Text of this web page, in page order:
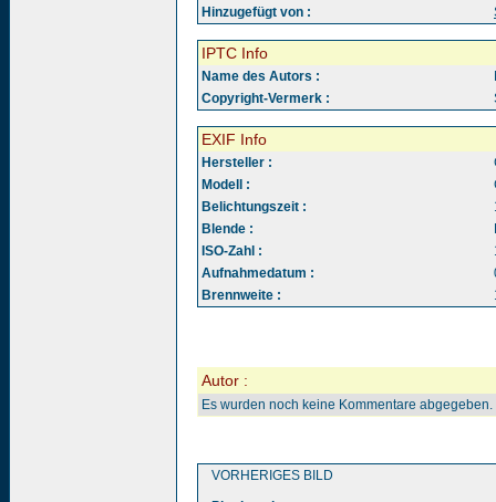
Hinzugefügt von :
IPTC Info
Name des Autors :
Copyright-Vermerk :
EXIF Info
Hersteller :
Modell :
Belichtungszeit :
Blende :
ISO-Zahl :
Aufnahmedatum :
Brennweite :
Autor :
Es wurden noch keine Kommentare abgegeben.
VORHERIGES BILD